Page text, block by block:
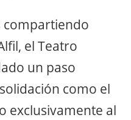
compartiendo
el Teatro
un paso
como el
exclusivamente al